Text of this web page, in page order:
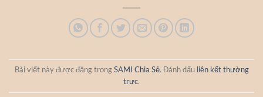
Bài viết này được đăng trongSAMI Chia Sẻ. Đánh dấu liên kết thường
trực.